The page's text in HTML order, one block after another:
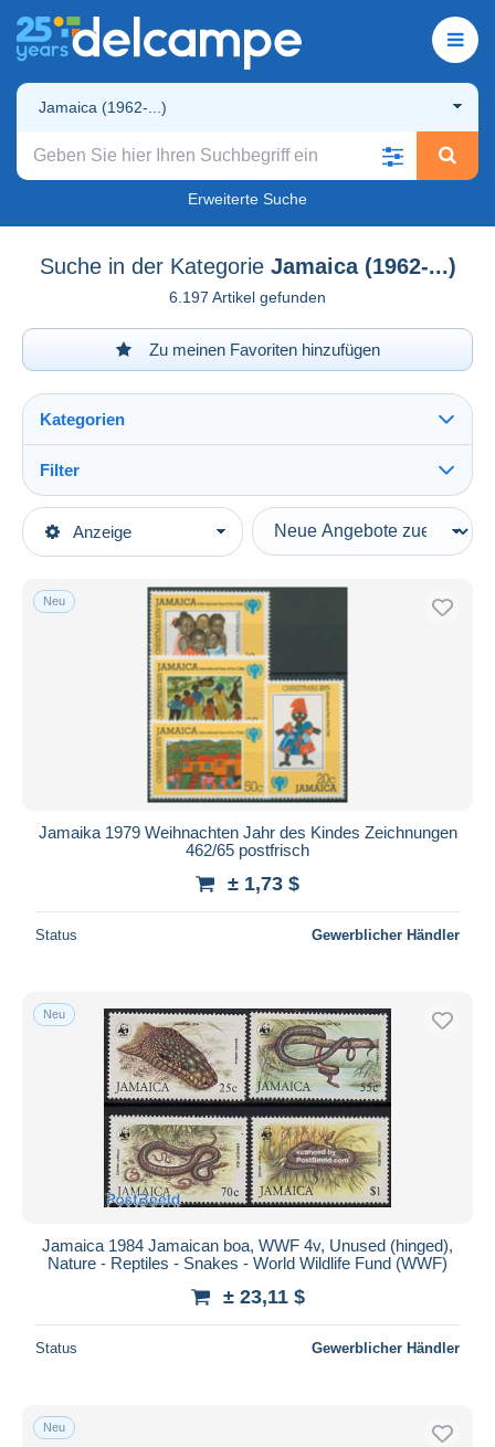
Jamaica (1962-...)
Erweiterte Suche
Suche in der Kategorie Jamaica (1962-...)
6.197 Artikel gefunden
Zu meinen Favoriten hinzufügen
Anzeige
Kategorien
Hauptkategorien
Amerika
Jamaica (1962-...)
Filter
Art der Verkäufe
Laufende Angebote
Festpreise
Auktionen mit Geboten
Auktionen ohne Gebote
Auktionshäuser
Alle Laufzeiten
Preis
Kostenloser Versand
Zahlungsmethoden
PayPal
Banküberweisung
Visa
Mastercard
Bancontact
Maestro
Gesamte Auswahl aufheben
Wohnsitz des Verkäufers
Neu
Jamaika 1979 Weihnachten Jahr des Kindes Zeichnungen
462/65 postfrisch
± 1,73 $
Status Gewerblicher Händler
Neu
Jamaica 1984 Jamaican boa, WWF 4v, Unused (hinged),
Nature - Reptiles - Snakes - World Wildlife Fund (WWF)
± 23,11 $
Status Gewerblicher Händler
Neu